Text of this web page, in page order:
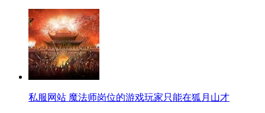
私服网站 魔法师岗位的游戏玩家只能在狐月山才